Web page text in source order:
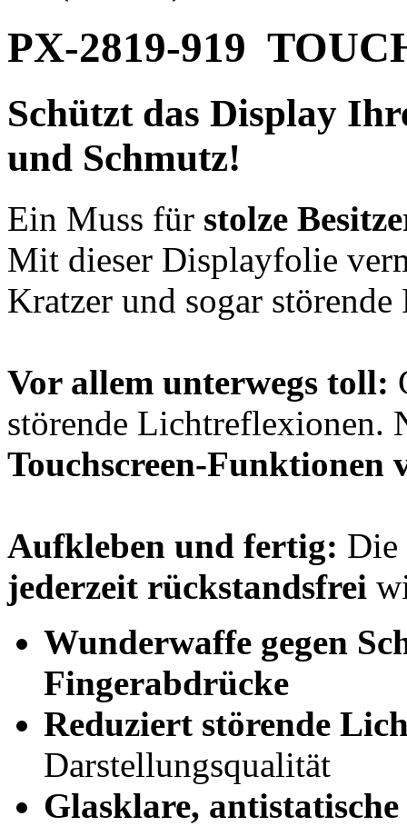
PX-2819-919
Schützt das Display
und Schmutz!
Ein Muss für stolze
Mit dieser Displayfolie
Kratzer und sogar
Vor allem unterwegs toll:
störende Lichtreflexionen.
Touchscreen-Funktionen
Aufkleben und fertig: Die
jederzeit rückstandsfrei
Wunderwaffe gegen
Fingerabdrücke
Reduziert störende
Darstellungsqualität
Glasklare,